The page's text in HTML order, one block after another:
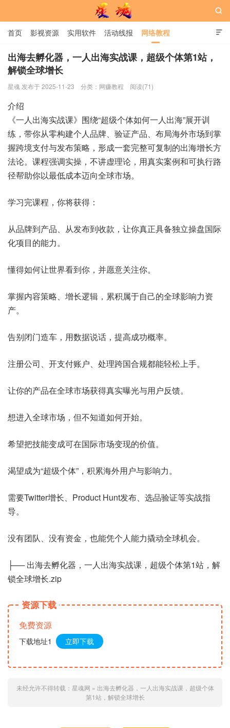
星魂网

首页 影视资源 实用软件 活动线报 网络教程
用户中心 书籍 娱乐

出海去孵化器，一人出海实战课，​超级个体第1站，
解锁全球增长
星魂 发布于 2025-11-23 分类： 网赚教程 阅读(71)
介绍
《一人出海实战课》围绕“超级个体如何一人出海”展开训
练，带你从零构建个人品牌、验证产品、布局海外市场到掌
握跨境支付与发布策略，形成一套完整可复制的出海增长方
法论。课程强调实操，不讲虚理论，用真实案例和可执行路
径帮助你以最低成本迈向全球市场。
学习完课程，你将获得：
从品牌到产品、从发布到收款，让你真正具备独立操盘国际
化项目的能力。
懂得如何让世界看到你，并愿意关注你。
掌握内容策略、增长逻辑，累积属于自己的全球影响力资
产。
告别闭门造车，用数据说话，提高成功概率。
注册公司、开支付账户、处理跨国合规都能轻松上手。
让你的产品在全球市场获得真实曝光与用户反馈。
想进入全球市场，但不知道如何开始。
希望把技能变成可在国际市场变现的价值。
渴望成为“超级个体”，积累海外用户与影响力。
需要Twitter增长、Product Hunt发布、选品验证等实战指
导。
没有团队、没有资金，也能凭个人能力撬动全球机会。
├── 出海去孵化器，一人出海实战课，​超级个体第1站，解
锁全球增长.zip
资源下载
免费资源
下载地址1 立即下载
未经允许不得转载： 星魂网 » 出海去孵化器，一人出海实战课，​超级个体
第1站，解锁全球增长